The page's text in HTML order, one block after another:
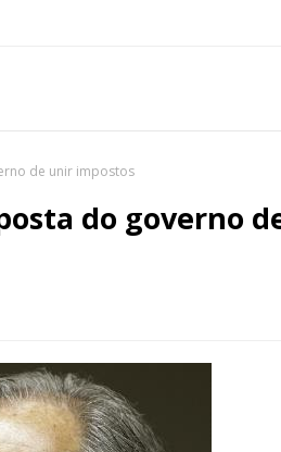
de unir impostos
do governo